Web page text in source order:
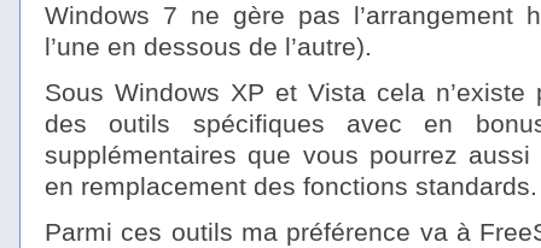
Windows 7 ne gère pas l’arrangement
l’une en dessous de l’autre).
Sous Windows XP et Vista cela
des outils spécifiques avec en
supplémentaires que vous pourrez
en remplacement des fonctions standards.
Parmi ces outils ma préférence va à